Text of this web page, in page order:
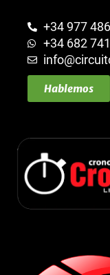
+34 977
+34 682
Hablemos